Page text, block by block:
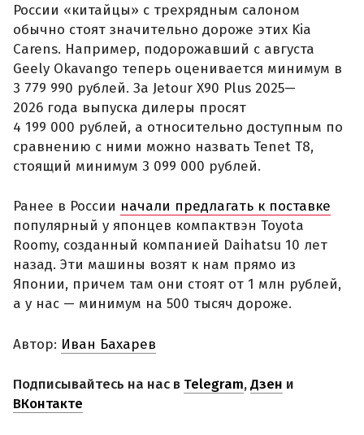
России «китайцы» с трехрядным салоном
обычно стоят значительно дороже этих Kia
Carens. Например, подорожавший с августа
Geely Okavango теперь оценивается минимум в
3 779 990 рублей. За Jetour X90 Plus 2025—
2026 года выпуска дилеры просят
4 199 000 рублей, а относительно доступным по
сравнению с ними можно назвать Tenet T8,
стоящий минимум 3 099 000 рублей.
Ранее в России начали предлагать к поставке
популярный у японцев компактвэн Toyota
Roomy, созданный компанией Daihatsu 10 лет
назад. Эти машины возят к нам прямо из
Японии, причем там они стоят от 1 млн рублей,
а у нас — минимум на 500 тысяч дороже.
Автор: Иван Бахарев
Подписывайтесь на нас в Telegram,Дзен и
ВКонтакте